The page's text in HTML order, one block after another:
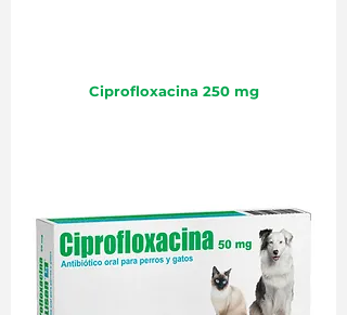
Ciprofloxacina 250 mg